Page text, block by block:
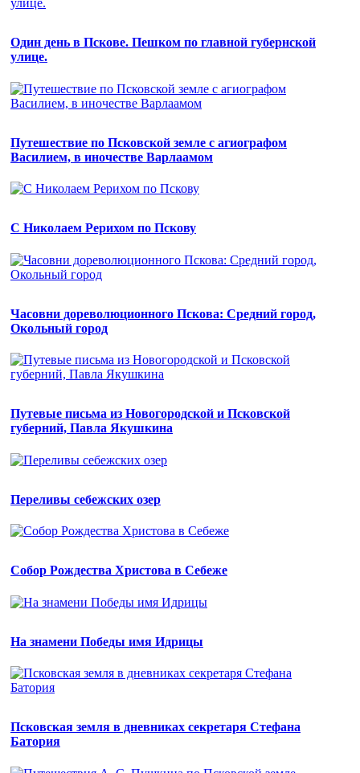
Один день в Пскове. Пешком по главной губернской
улице.
Путешествие по Псковской земле с агиографом
Василием, в иночестве Варлаамом
С Николаем Рерихом по Пскову
Часовни дореволюционного Пскова: Средний город,
Окольный город
Путевые письма из Новогородской и Псковской
губерний, Павла Якушкина
Переливы себежских озер
Собор Рождества Христова в Себеже
На знамени Победы имя Идрицы
Псковская земля в дневниках секретаря Стефана
Батория